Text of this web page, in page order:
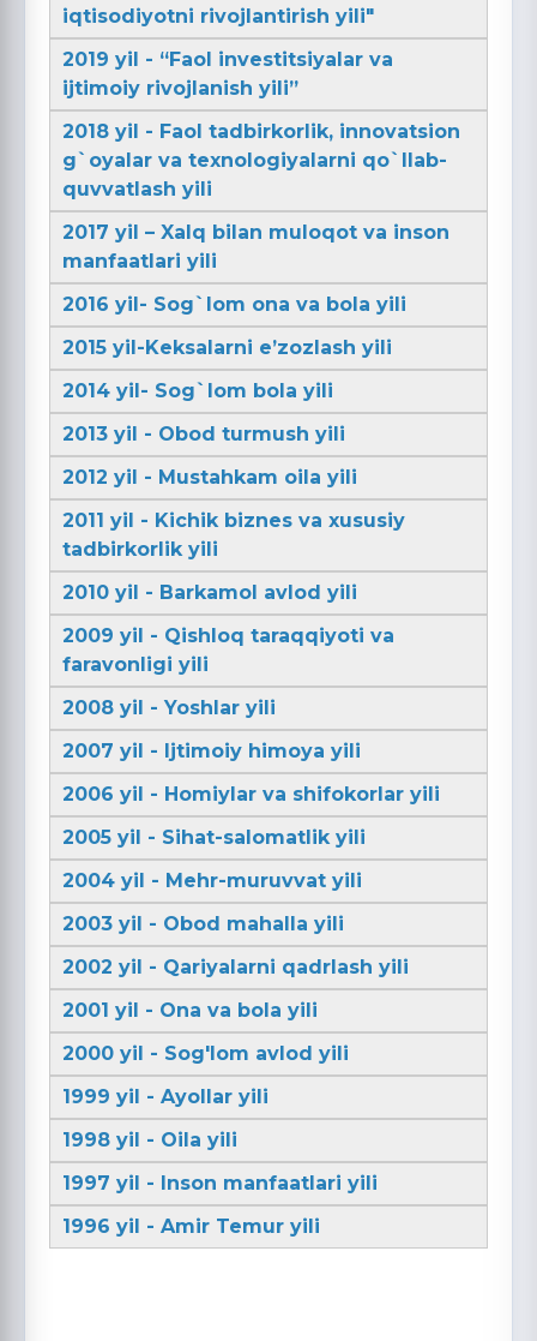
iqtisodiyotni rivojlantirish yili"
2019 yil - “Faol investitsiyalar va
ijtimoiy rivojlanish yili”
2018 yil - Faol tadbirkorlik, innovatsion
g`oyalar va texnologiyalarni qo`llab-
quvvatlash yili
2017 yil – Xalq bilan muloqot va inson
manfaatlari yili
2016 yil- Sog`lom ona va bola yili
2015 yil-Keksalarni e’zozlash yili
2014 yil- Sog`lom bola yili
2013 yil - Obod turmush yili
2012 yil - Mustahkam oila yili
2011 yil - Kichik biznes va xususiy
tadbirkorlik yili
2010 yil - Barkamol avlod yili
2009 yil - Qishloq taraqqiyoti va
faravonligi yili
2008 yil - Yoshlar yili
2007 yil - Ijtimoiy himoya yili
2006 yil - Homiylar va shifokorlar yili
2005 yil - Sihat-salomatlik yili
2004 yil - Mehr-muruvvat yili
2003 yil - Obod mahalla yili
2002 yil - Qariyalarni qadrlash yili
2001 yil - Ona va bola yili
2000 yil - Sog'lom avlod yili
1999 yil - Ayollar yili
1998 yil - Oila yili
1997 yil - Inson manfaatlari yili
1996 yil - Amir Temur yili